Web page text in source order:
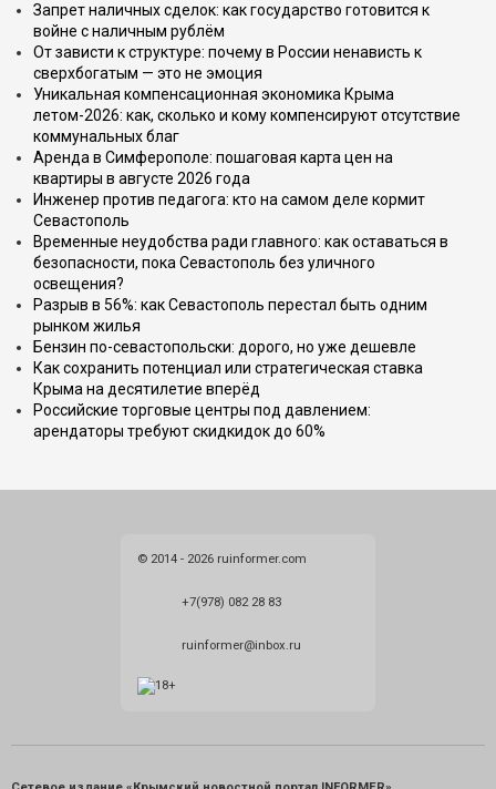
Запрет наличных сделок: как государство готовится к
войне с наличным рублём
От зависти к структуре: почему в России ненависть к
сверхбогатым — это не эмоция
Уникальная компенсационная экономика Крыма
летом-2026: как, сколько и кому компенсируют отсутствие
коммунальных благ
Аренда в Симферополе: пошаговая карта цен на
квартиры в августе 2026 года
Инженер против педагога: кто на самом деле кормит
Севастополь
Временные неудобства ради главного: как оставаться в
безопасности, пока Севастополь без уличного
освещения?
Разрыв в 56%: как Севастополь перестал быть одним
рынком жилья
Бензин по-севастопольски: дорого, но уже дешевле
Как сохранить потенциал или стратегическая ставка
Крыма на десятилетие вперёд
Российские торговые центры под давлением:
арендаторы требуют скидкидок до 60%
© 2014 - 2026 ruinformer.com
+7(978) 082 28 83
ruinformer@inbox.ru